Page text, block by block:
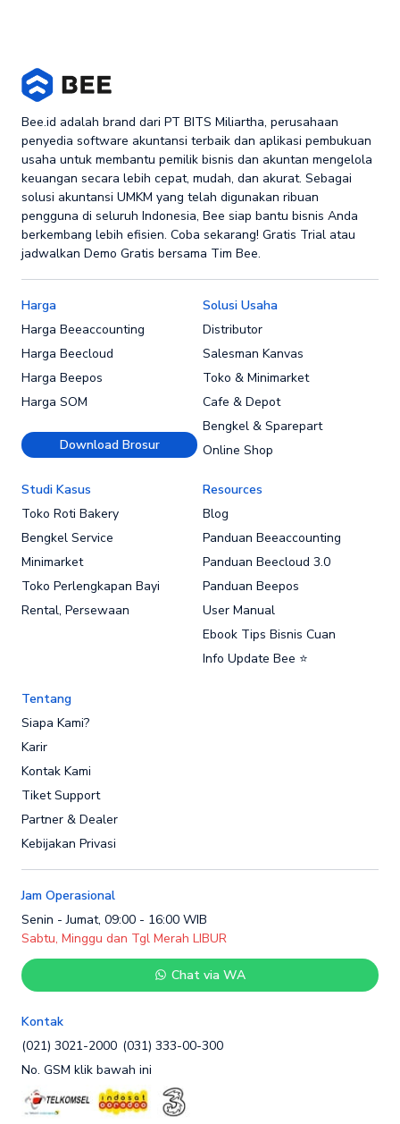
Bee.id adalah brand dari PT BITS Miliartha, perusahaan
penyedia software akuntansi terbaik dan aplikasi pembukuan
usaha untuk membantu pemilik bisnis dan akuntan mengelola
keuangan secara lebih cepat, mudah, dan akurat. Sebagai
solusi akuntansi UMKM yang telah digunakan ribuan
pengguna di seluruh Indonesia, Bee siap bantu bisnis Anda
berkembang lebih efisien. Coba sekarang! Gratis Trial atau
jadwalkan Demo Gratis bersama Tim Bee.
Harga
Harga Beeaccounting
Harga Beecloud
Harga Beepos
Harga SOM
Download Brosur
Solusi Usaha
Distributor
Salesman Kanvas
Toko & Minimarket
Cafe & Depot
Bengkel & Sparepart
Online Shop
Studi Kasus
Toko Roti Bakery
Bengkel Service
Minimarket
Toko Perlengkapan Bayi
Rental, Persewaan
Resources
Blog
Panduan Beeaccounting
Panduan Beecloud 3.0
Panduan Beepos
User Manual
Ebook Tips Bisnis Cuan
Info Update Bee ⭐
Tentang
Siapa Kami?
Karir
Kontak Kami
Tiket Support
Partner & Dealer
Kebijakan Privasi
Jam Operasional
Senin - Jumat, 09:00 - 16:00 WIB
Sabtu, Minggu dan Tgl Merah LIBUR
Chat via WA
Kontak
(021) 3021-2000 (031) 333-00-300
No. GSM klik bawah ini